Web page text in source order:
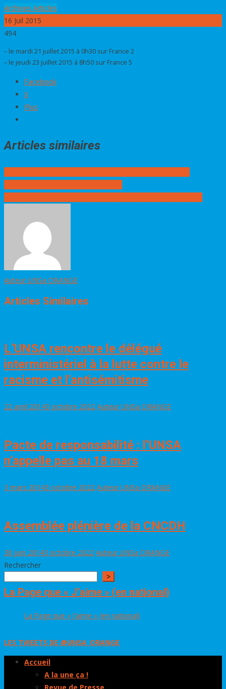
Archives Articles
16 Juil 2015
494
– le mardi 21 juillet 2015 à 0h30 sur France 2
– le jeudi 23 juillet 2015 à 8h50 sur France 5
Facebook
X
Plus
Articles similaires
Auteur UNSa ORANGE
Articles Similaires
L’UNSA rencontre le délégué
interministériel à la lutte contre le
racisme et l’antisémitisme
22 avril 20143 octobre 2022 Auteur UNSa ORANGE
Pacte de responsabilité : l’UNSA
n’appelle pas au 18 mars
3 mars 20143 octobre 2022 Auteur UNSa ORANGE
Assemblée plénière de la CNCDH
30 juin 20143 octobre 2022 Auteur UNSa ORANGE
Rechercher
>
La Page que « J’aime » (en national)
La Page que « J’aime » (en national)
LES TWEETS DE @UNSA_ORANGE
Accueil
A la une ça !